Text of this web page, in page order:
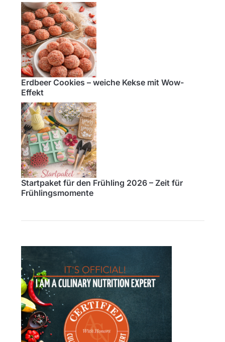
Erdbeer Cookies – weiche Kekse mit Wow-
Effekt
Startpaket für den Frühling 2026 – Zeit für
Frühlingsmomente